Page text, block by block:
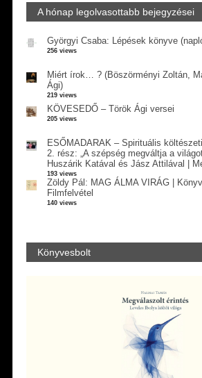
A hónap legolvasottabb bejegyzései
Györgyi Csaba: Lépések könyve
256 views
Miért írok… ? (Böszörményi Zoltán,
Ági)
219 views
KÖVESEDŐ – Török Ági versei
205 views
ESŐMADARAK – Spirituális
2. rész: „A szépség megváltja a
Huszárik Katával és Jász Attilával |
193 views
Zöldy Pál: MAG ÁLMA VIRÁG |
Filmfelvétel
140 views
Könyvesbolt